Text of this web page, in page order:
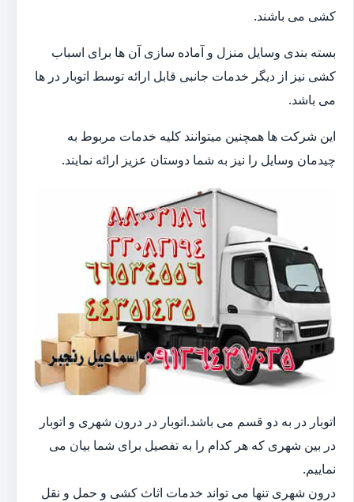
کشی می باشند.
بسته بندی وسایل منزل و آماده سازی آن ها برای اسباب
کشی نیز از دیگر خدمات جانبی قابل ارائه توسط اتوبار در ها
می باشد.
این شرکت ها همچنین میتوانند کلیه خدمات مربوط به
چیدمان وسایل را نیز به شما دوستان عزیز ارائه نمایند.
اتوبار در به دو قسم می باشد.اتوبار در درون شهری و اتوبار
در بین شهری که هر کدام را به تفصیل برای شما بیان می
نماییم.
درون شهری تنها می تواند خدمات اثاث کشی و حمل و نقل